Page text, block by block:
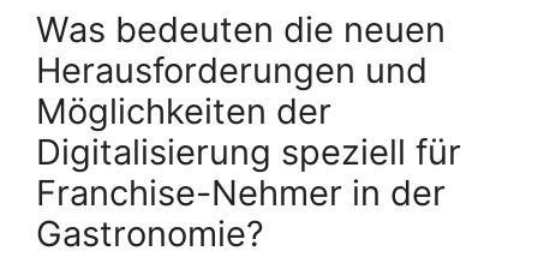
Was bedeuten die neuen
Herausforderungen und
Möglichkeiten der
Digitalisierung speziell für
Franchise-Nehmer in der
Gastronomie?